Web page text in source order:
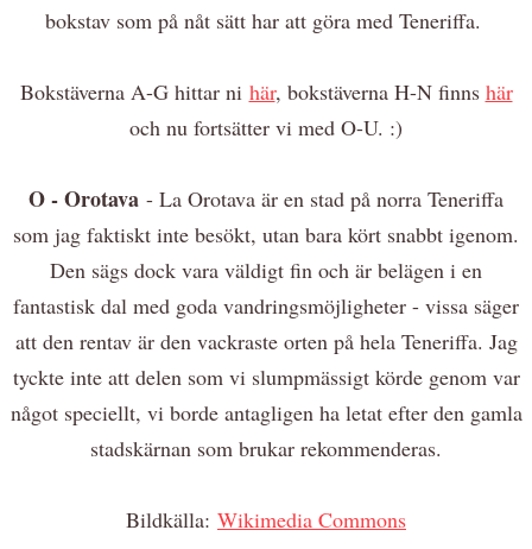
bokstav som på nåt sätt har att göra med Teneriffa.
Bokstäverna A-G hittar ni här, bokstäverna H-N finns här
och nu fortsätter vi med O-U. :)
O - Orotava - La Orotava är en stad på norra Teneriffa
som jag faktiskt inte besökt, utan bara kört snabbt igenom.
Den sägs dock vara väldigt fin och är belägen i en
fantastisk dal med goda vandringsmöjligheter - vissa säger
att den rentav är den vackraste orten på hela Teneriffa. Jag
tyckte inte att delen som vi slumpmässigt körde genom var
något speciellt, vi borde antagligen ha letat efter den gamla
stadskärnan som brukar rekommenderas.
Bildkälla: Wikimedia Commons